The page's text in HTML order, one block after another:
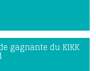
gagnante du KIKK